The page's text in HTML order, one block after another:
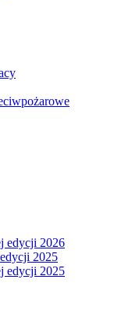
edycji 2026
2025
edycji 2025